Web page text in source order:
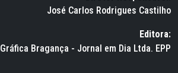
José Carlos Rodrigues Castilho
Editora:
Gráfica Bragança - Jornal em Dia Ltda. EPP